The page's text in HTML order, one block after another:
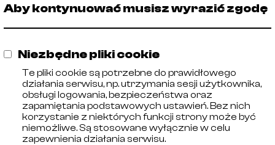
Dysza na zawleczkę
Aby kontynuować musisz wyrazić zgodę
Niezbędne pliki cookie
Te pliki cookie są potrzebne do prawidłowego
działania serwisu, np. utrzymania sesji użytkownika,
obsługi logowania, bezpieczeństwa oraz
zapamiętania podstawowych ustawień. Bez nich
korzystanie z niektórych funkcji strony może być
niemożliwe. Są stosowane wyłącznie w celu
zapewnienia działania serwisu.